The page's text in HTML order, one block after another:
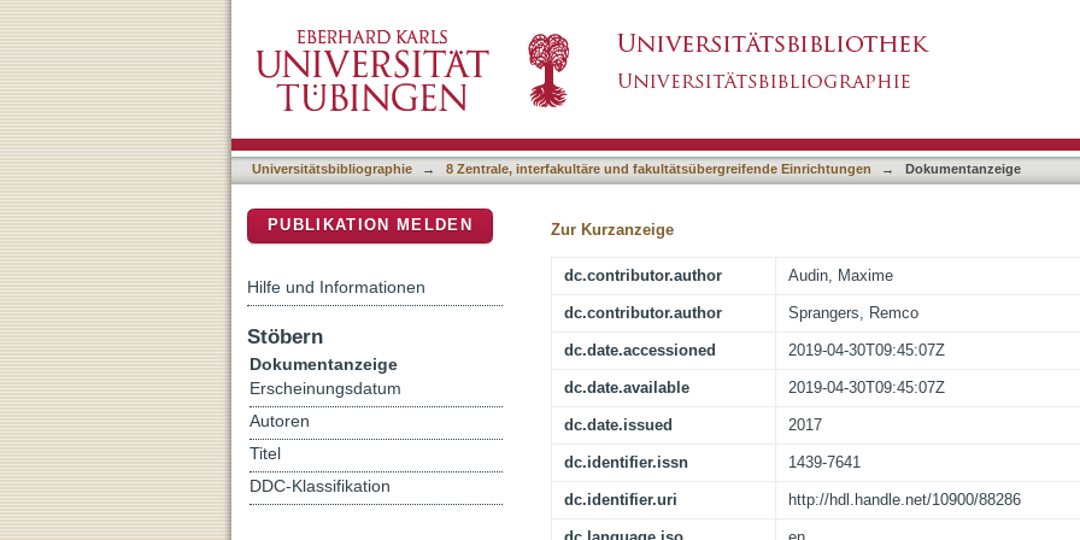
Assignment of Large Proteins
Universitätsbibliographie → 8 Zentrale, interfakultäre und fakultätsübergreifende Einrichtungen → Dokumentanzeige
Zur Kurzanzeige
dc.contributor.author Audin, Maxime
dc.contributor.author Sprangers, Remco
dc.date.accessioned 2019-04-30T09:45:07Z
dc.date.available 2019-04-30T09:45:07Z
dc.date.issued 2017
dc.identifier.issn 1439-7641
dc.identifier.uri http://hdl.handle.net/10900/88286
PUBLIKATION MELDEN
Hilfe und Informationen
Stöbern
Dokumentanzeige
Erscheinungsdatum
Autoren
Titel
DDC-Klassifikation